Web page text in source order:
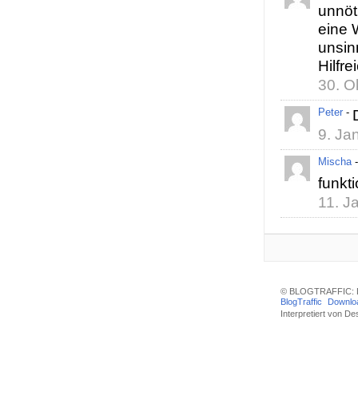
eine
30.
Peter -
9.
Mischa
11.
© BLOGTRAFFIC:
BlogTraffic
Interpretiert von